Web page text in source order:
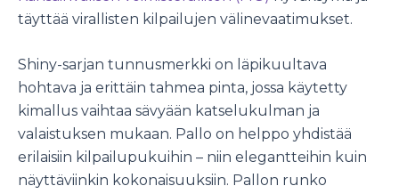
täyttää virallisten kilpailujen välinevaatimukset.
Shiny-sarjan tunnusmerkki on läpikuultava
hohtava ja erittäin tahmea pinta, jossa käytetty
kimallus vaihtaa sävyään katselukulman ja
valaistuksen mukaan. Pallo on helppo yhdistää
erilaisiin kilpailupukuihin – niin elegantteihin kuin
näyttäviinkin kokonaisuuksiin. Pallon runko